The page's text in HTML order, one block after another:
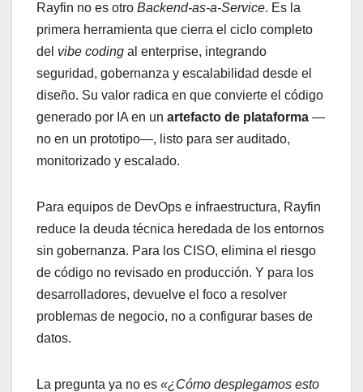
Rayfin no es otro Backend-as-a-Service. Es la
primera herramienta que cierra el ciclo completo
del vibe coding al enterprise, integrando
seguridad, gobernanza y escalabilidad desde el
diseño. Su valor radica en que convierte el código
generado por IA en un artefacto de plataforma —
no en un prototipo—, listo para ser auditado,
monitorizado y escalado.
Para equipos de DevOps e infraestructura, Rayfin
reduce la deuda técnica heredada de los entornos
sin gobernanza. Para los CISO, elimina el riesgo
de código no revisado en producción. Y para los
desarrolladores, devuelve el foco a resolver
problemas de negocio, no a configurar bases de
datos.
La pregunta ya no es «¿Cómo desplegamos esto